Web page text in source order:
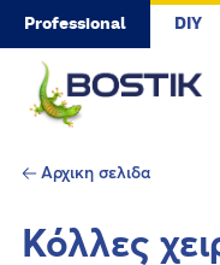
Skip to main content
Professional DIY
Αρχικη σελιδα
Κόλλες